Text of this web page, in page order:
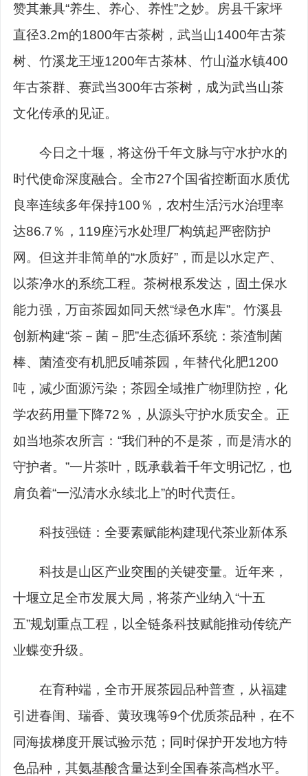
赞其兼具“养生、养心、养性”之妙。房县千家坪
直径3.2m的1800年古茶树，武当山1400年古茶
树、竹溪龙王垭1200年古茶林、竹山溢水镇400
年古茶群、赛武当300年古茶树，成为武当山茶
文化传承的见证。
今日之十堰，将这份千年文脉与守水护水的
时代使命深度融合。全市27个国省控断面水质优
良率连续多年保持100％，农村生活污水治理率
达86.7％，119座污水处理厂构筑起严密防护
网。但这并非简单的“水质好”，而是以水定产、
以茶净水的系统工程。茶树根系发达，固土保水
能力强，万亩茶园如同天然“绿色水库”。竹溪县
创新构建“茶－菌－肥”生态循环系统：茶渣制菌
棒、菌渣变有机肥反哺茶园，年替代化肥1200
吨，减少面源污染；茶园全域推广物理防控，化
学农药用量下降72％，从源头守护水质安全。正
如当地茶农所言：“我们种的不是茶，而是清水的
守护者。”一片茶叶，既承载着千年文明记忆，也
肩负着“一泓清水永续北上”的时代责任。
科技强链：全要素赋能构建现代茶业新体系
科技是山区产业突围的关键变量。近年来，
十堰立足全市发展大局，将茶产业纳入“十五
五”规划重点工程，以全链条科技赋能推动传统产
业蝶变升级。
在育种端，全市开展茶园品种普查，从福建
引进春闺、瑞香、黄玫瑰等9个优质茶品种，在不
同海拔梯度开展试验示范；同时保护开发地方特
色品种，其氨基酸含量达到全国春茶高档水平。